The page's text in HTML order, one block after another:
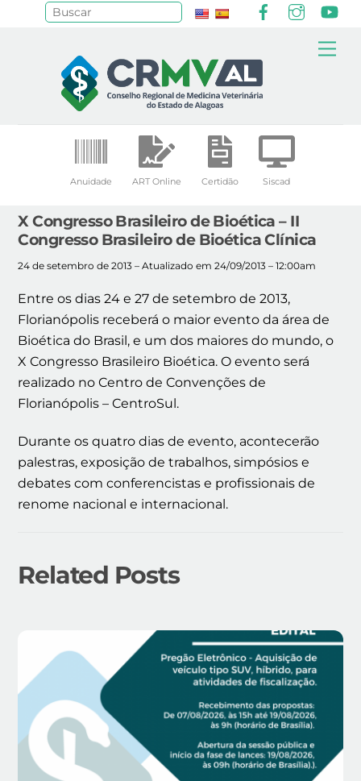
Anuidade ART Online Certidão Siscad
X Congresso Brasileiro de Bioética – II
Congresso Brasileiro de Bioética Clínica
24 de setembro de 2013 – Atualizado em 24/09/2013 – 12:00am
Entre os dias 24 e 27 de setembro de 2013,
Florianópolis receberá o maior evento da área de
Bioética do Brasil, e um dos maiores do mundo, o
X Congresso Brasileiro Bioética. O evento será
realizado no Centro de Convenções de
Florianópolis – CentroSul.
Durante os quatro dias de evento, acontecerão
palestras, exposição de trabalhos, simpósios e
debates com conferencistas e profissionais de
renome nacional e internacional.
Related Posts